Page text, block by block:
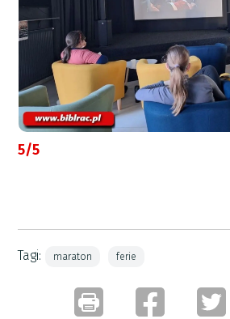
5/5
Tagi: maraton ferie